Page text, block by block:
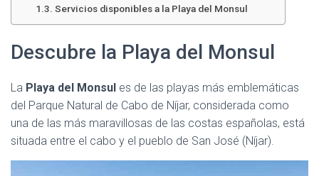
Servicios disponibles a la Playa del Monsul
Descubre la Playa del Monsul
La Playa del Monsul es de las playas más emblemáticas
del Parque Natural de Cabo de Níjar, considerada como
una de las más maravillosas de las costas españolas, está
situada entre el cabo y el pueblo de San José (Níjar).